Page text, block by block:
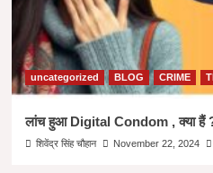
uncategorized BLOG CRIME
लांच हुआ Digital Condom , क्या हैं
शिवेंद्र सिंह चौहान November 22, 2024